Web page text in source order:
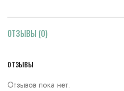
ОТЗЫВЫ (0)
ОТЗЫВЫ
Отзывов пока нет.